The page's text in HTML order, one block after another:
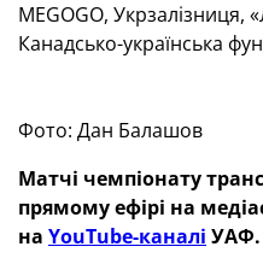
MEGOGO, Укрзалізниця,
Канадсько-українська
Фото: Дан Балашов
Матчі чемпіонату
прямому ефірі на
на YouTube-каналі УАФ.